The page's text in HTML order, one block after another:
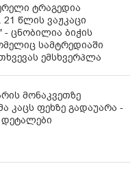
ტრაგედია
წლის ვაჟკაცი
- ცნობილია ბიჭის
სამტრედიაში
ემსხვერპლა
მონაკვეთზე
კაცს ფეხზე გადაუარა -